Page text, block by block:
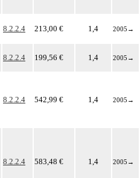
8.2.2.4 213,00 € 1,4 2005 →
8.2.2.4 199,56 € 1,4 2005 →
8.2.2.4 542,99 € 1,4 2005 →
8.2.2.4 583,48 € 1,4 2005 →